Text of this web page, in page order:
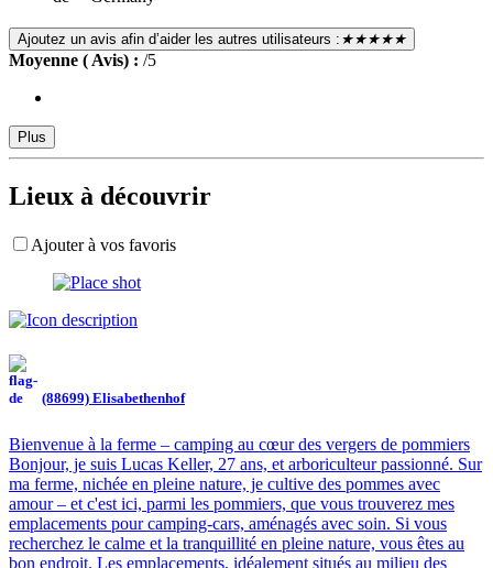
Ajoutez un avis afin d’aider les autres utilisateurs : ★★★★★
Moyenne ( Avis) : /5
Plus
Lieux à découvrir
Ajouter à vos favoris
(88699) Elisabethenhof
Bienvenue à la ferme – camping au cœur des vergers de pommiers
Bonjour, je suis Lucas Keller, 27 ans, et arboriculteur passionné. Sur
ma ferme, nichée en pleine nature, je cultive des pommes avec
amour – et c'est ici, parmi les pommiers, que vous trouverez mes
emplacements pour camping-cars, aménagés avec soin. Si vous
recherchez le calme et la tranquillité en pleine nature, vous êtes au
bon endroit. Les emplacements, idéalement situés au milieu des